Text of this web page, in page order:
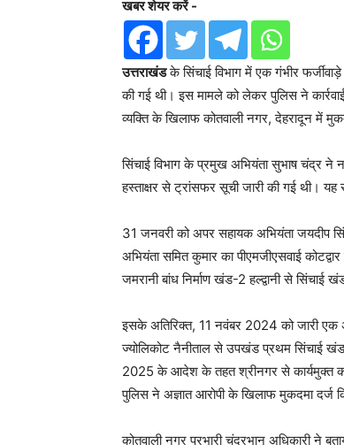
खबर शेयर करें -
उत्तराखंडके सिंचाई विभाग में एक गंभीर
की गई थी। इस मामले को लेकर पुलिस ने
व्यक्ति के खिलाफ कोतवाली नगर, देहरादून में
सिंचाई विभाग के प्रमुख अभियंता सुभाष चंद्र ने
हस्ताक्षर से ट्रांसफर सूची जारी की गई थी।
31 जनवरी को अपर सहायक अभियंता जयदीप
अभियंता समित कुमार का पीएमजीएसवाई
जमरानी बांध निर्माण खंड-2 हल्द्वानी से सिंचाई
इसके अतिरिक्त, 11 नवंबर 2024 को जारी एक
ज्योलिकोट नैनीताल से उपखंड प्रथम सिंचाई
2025 के आदेश के तहत श्रीनगर से कार्यमुक्त कर
पुलिस ने अज्ञात आरोपी के खिलाफ मुकदमा दर्ज
कोतवाली नगर प्रभारी चंद्रभान अधिकारी ने